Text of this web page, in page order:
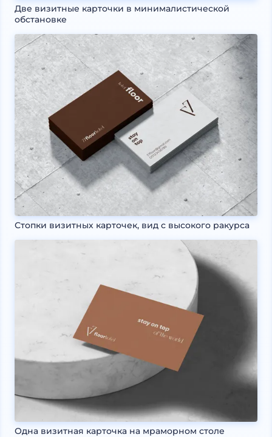
Две визитные карточки в минималистической
обстановке
Стопки визитных карточек, вид с высокого ракурса
Одна визитная карточка на мраморном столе